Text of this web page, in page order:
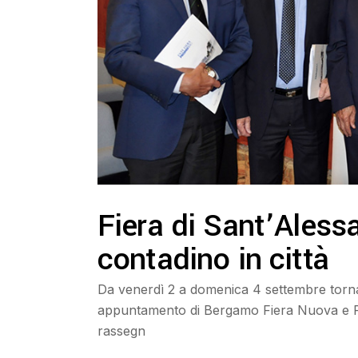
Fiera di
contadino in città
Da venerdì 2 a domenica 4 settembre
appuntamento di Bergamo Fiera Nuova e
rassegn